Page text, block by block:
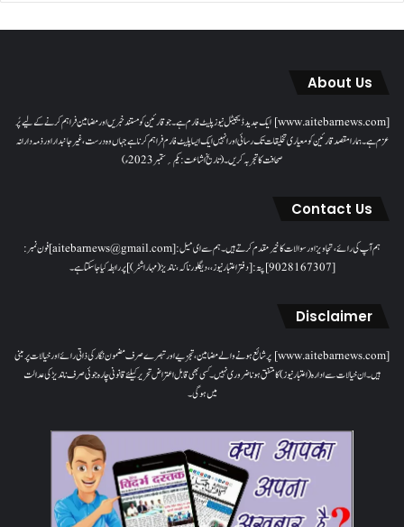
About Us
[www.aitebarnews.com] ایک جدید ڈیجیٹل نیوز پلیٹ فارم ہے۔ جو قارئین کو مستند خبریں اور مضامین فراہم کرنے کے لیے پُر
عزم ہے۔ ہمارا مقصدقارئین کو معیاری تخلیقات تک رسائی اور انہیں ایک ایسا پلیٹ فارم فراہم کرنا ہے جہاں وہ درست، غیر جانبدار اور ذمہ دارانہ
صحافت کا تجربہ کریں۔( تاریخ اشاعت : یکم؍ ستمبر 2023ء)
Contact Us
ہم آپ کی رائے، تجاویز اور سوالات کا خیرمقدم کرتے ہیں۔ ہم سےای میل: [aitebarnews@gmail.com]فون نمبر:
[9028167307]پتہ: [دفتر اعتبار نیوز، ، دیگلور ناکہ، ناندیڑ(مہاراشٹر) ] پر رابطہ کیا جاسکتا ہے۔
Disclaimer
[www.aitebarnews.com] پر شائع ہونے والے مضامین، تجزیے اور تبصرے صرف مضمون نگار کی ذاتی رائے اور خیالات پر مبنی
ہیں۔ ان خیالات سے ادارہ (اعتبار نیوز) کا متفق ہونا ضروری نہیں۔ کسی بھی قابل اعتراض تحریر کیلئے قانونی چارہ جوئی صرف ناندیڑ کی عدالت
میں ہوگی۔